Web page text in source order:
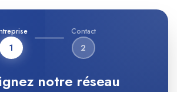
1
Contact
2
notre réseau